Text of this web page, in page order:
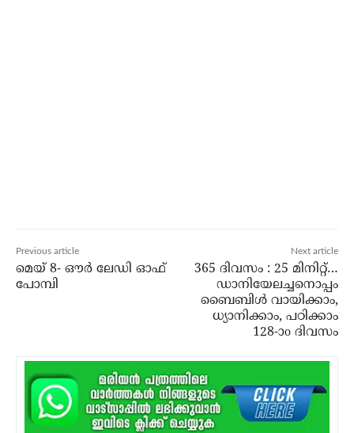
Previous article
മെയ് 8- ഔര്‍ ലേഡി ഓഫ്
പോമ്പി
Next article
365 ദിവസം : 25 മിനിറ്റ്…
ഡാനിയേലച്ചനൊപ്പം
ബൈബിൾ വായിക്കാം,
ധ്യാനിക്കാം, പഠിക്കാം
128-ാo ദിവസം